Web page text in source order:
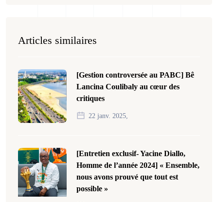
Articles similaires
[Gestion controversée au PABC] Bê
Lancina Coulibaly au cœur des
critiques
22 janv. 2025,
[Entretien exclusif- Yacine Diallo,
Homme de l’année 2024] « Ensemble,
nous avons prouvé que tout est
possible »